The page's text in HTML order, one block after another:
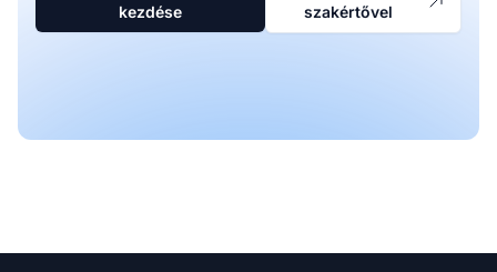
kezdése
szakértővel